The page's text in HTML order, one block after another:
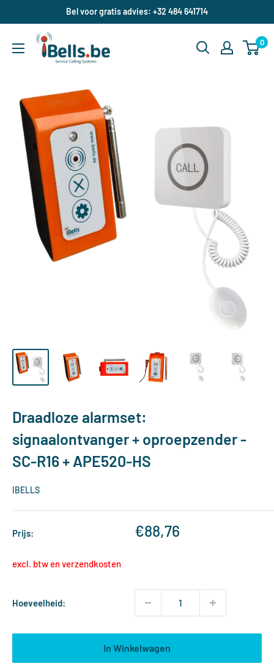
naar
artikel
Bel voor gratis advies: +32 484 641714
ibells.be 0
Draadloze alarmset:
signaalontvanger + oproepzender -
SC-R16 + APE520-HS
IBELLS
Prijs: Verkoopprijs
€88,76
excl. btw en verzendkosten
Hoeveelheid:
In Winkelwagen